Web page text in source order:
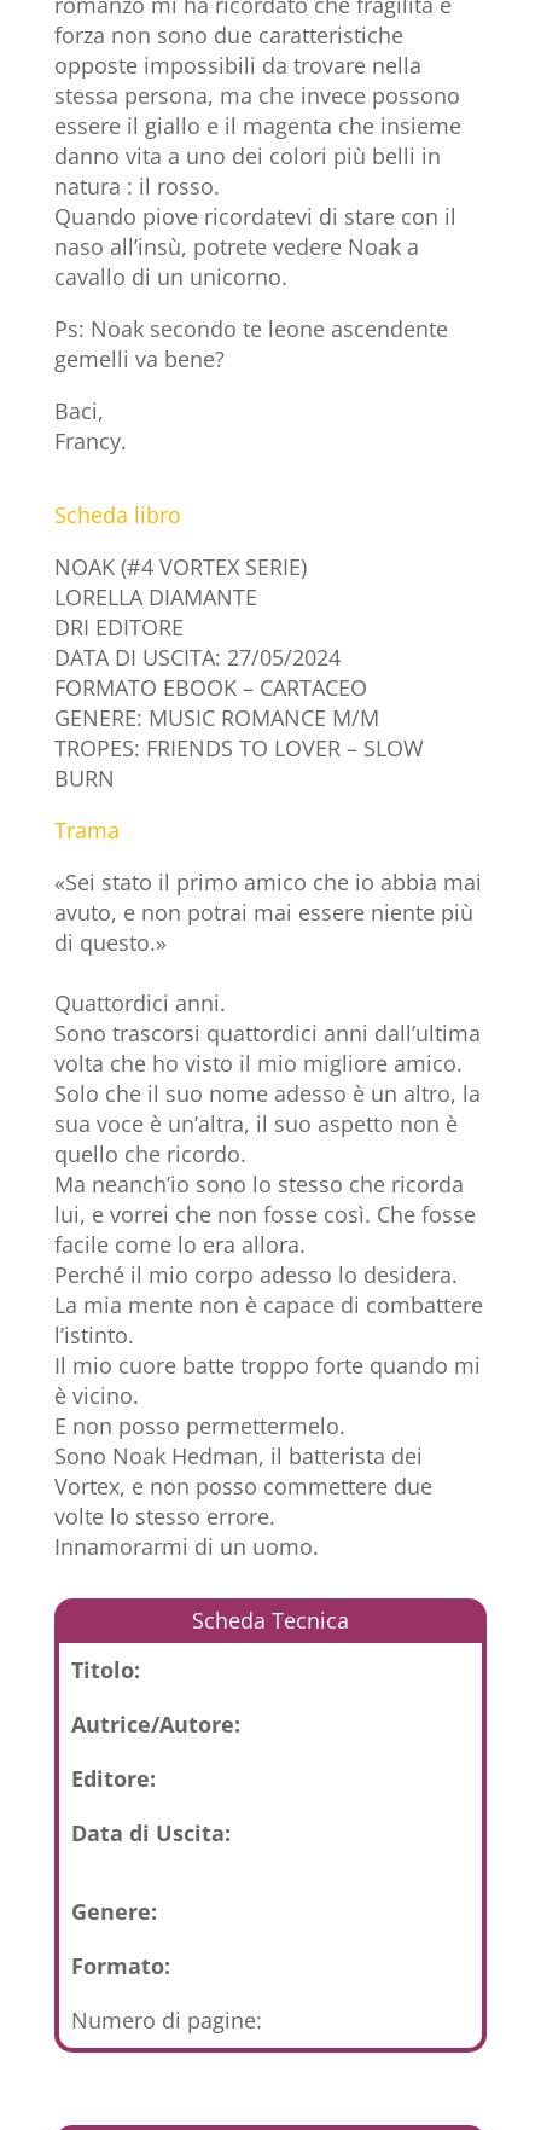
forza non sono due caratteristiche
opposte impossibili da trovare nella
stessa persona, ma che invece possono
essere il giallo e il magenta che insieme
danno vita a uno dei colori più belli in
natura : il rosso.
Quando piove ricordatevi di stare con il
naso all’insù, potrete vedere Noak a
cavallo di un unicorno.
Ps: Noak secondo te leone ascendente
gemelli va bene?
Baci,
Francy.
Scheda libro
NOAK (#4 VORTEX SERIE)
LORELLA DIAMANTE
DRI EDITORE
DATA DI USCITA: 27/05/2024
FORMATO EBOOK – CARTACEO
GENERE: MUSIC ROMANCE M/M
TROPES: FRIENDS TO LOVER – SLOW
BURN
Trama
«Sei stato il primo amico che io abbia mai
avuto, e non potrai mai essere niente più
di questo.»
Quattordici anni.
Sono trascorsi quattordici anni dall’ultima
volta che ho visto il mio migliore amico.
Solo che il suo nome adesso è un altro, la
sua voce è un’altra, il suo aspetto non è
quello che ricordo.
Ma neanch’io sono lo stesso che ricorda
lui, e vorrei che non fosse così. Che fosse
facile come lo era allora.
Perché il mio corpo adesso lo desidera.
La mia mente non è capace di combattere
l’istinto.
Il mio cuore batte troppo forte quando mi
è vicino.
E non posso permettermelo.
Sono Noak Hedman, il batterista dei
Vortex, e non posso commettere due
volte lo stesso errore.
Innamorarmi di un uomo.
Scheda Tecnica
Titolo:
Autrice/Autore:
Editore:
Data di Uscita:
Genere:
Formato:
Numero di pagine: